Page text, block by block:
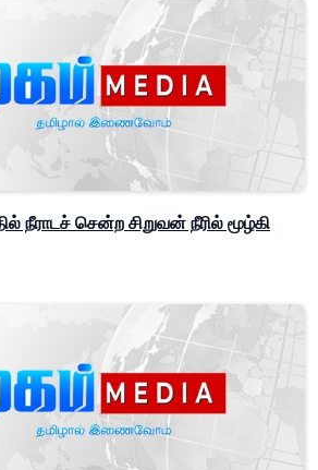
நீராடச் சென்ற சிறுவன் நீரில் மூழ்கி